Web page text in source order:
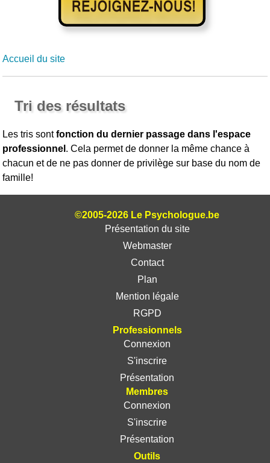
Accueil du site
Tri des résultats
Les tris sontfonction du dernier passage dans l'espace
professionnel . Cela permet de donner la même chance à
chacun et de ne pas donner de privilège sur base du nom de
famille!
©2005-2026 Le Psychologue.be
Présentation du site
Webmaster
Contact
Plan
Mention légale
RGPD
Professionnels
Connexion
S'inscrire
Présentation
Membres
Connexion
S'inscrire
Présentation
Outils